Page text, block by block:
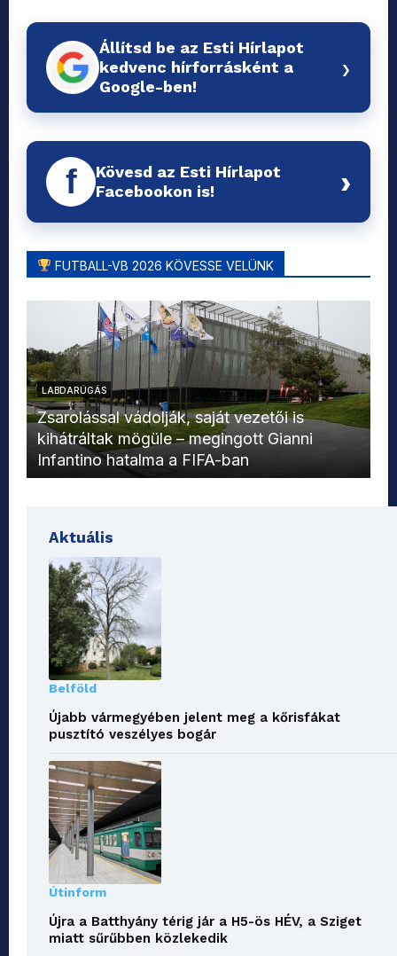
Állítsd be az Esti Hírlapot
kedvenc hírforrásként a
Google-ben!
›
f
Kövesd az Esti Hírlapot
Facebookon is!
›
FUTBALL-VB 2026 KÖVESSE VELÜNK
LABDARÚGÁS
Zsarolással vádolják, saját vezetői is
kihátráltak mögüle – megingott Gianni
Infantino hatalma a FIFA-ban
Aktuális
Belföld
Újabb vármegyében jelent meg a kőrisfákat
pusztító veszélyes bogár
Útinform
Újra a Batthyány térig jár a H5-ös HÉV, a Sziget
miatt sűrűbben közlekedik